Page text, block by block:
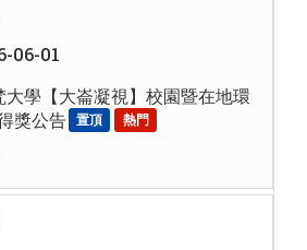
06-01
學【大崙凝視】校園暨在地環
獎公告 置頂 熱門